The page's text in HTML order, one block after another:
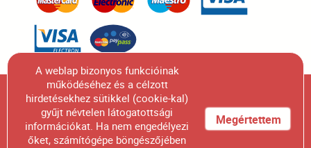
Figyelem! A honlapunkon szereplő összes termék
fényképének engedélyünk nélküli felhasználása,
sokszorosítása, kiadványban való megjelentetése
A weblap bizonyos funkcióinak
működéséhez és a célzott
hirdetésekhez sütikkel (cookie-kal)
gyűjt névtelen látogatottsági
információkat. Ha nem engedélyezi
őket, számítógépe böngészőjében
Megértettem